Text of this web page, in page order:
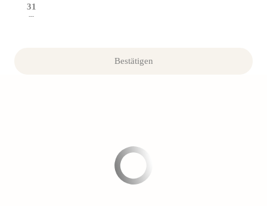
31
---
Bestätigen